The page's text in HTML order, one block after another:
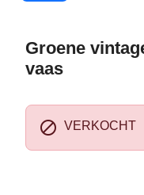
Groene
vaas
 VERKOCHT